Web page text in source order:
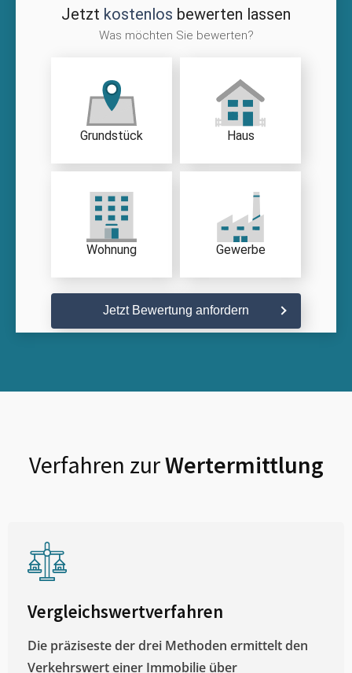
Jetzt kostenlos bewerten lassen
Was möchten Sie bewerten?
Grundstück Haus
Wohnung Gewerbe
Jetzt Bewertung anfordern
Verfahren zurWertermittlung
Vergleichswertverfahren
Die präziseste der drei Methoden ermittelt den
Verkehrswert einer Immobilie über